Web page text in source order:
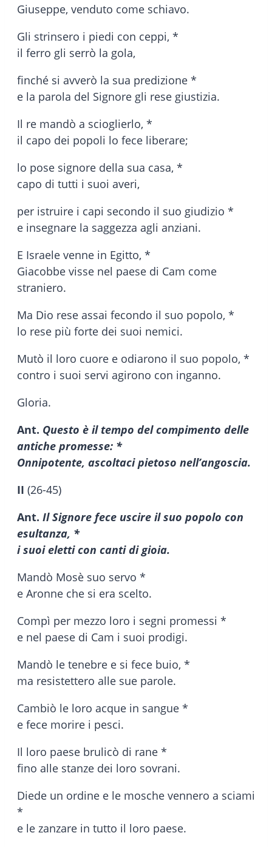
Giuseppe, venduto come schiavo.
Gli strinsero i piedi con ceppi, *
il ferro gli serrò la gola,
finché si avverò la sua predizione *
e la parola del Signore gli rese giustizia.
Il re mandò a scioglierlo, *
il capo dei popoli lo fece liberare;
lo pose signore della sua casa, *
capo di tutti i suoi averi,
per istruire i capi secondo il suo giudizio *
e insegnare la saggezza agli anziani.
E Israele venne in Egitto, *
Giacobbe visse nel paese di Cam come
straniero.
Ma Dio rese assai fecondo il suo popolo, *
lo rese più forte dei suoi nemici.
Mutò il loro cuore e odiarono il suo popolo, *
contro i suoi servi agirono con inganno.
Gloria.
Ant. Questo è il tempo del compimento delle
antiche promesse: *
Onnipotente, ascoltaci pietoso nell’angoscia.
II (26-45)
Ant. Il Signore fece uscire il suo popolo con
esultanza, *
i suoi eletti con canti di gioia.
Mandò Mosè suo servo *
e Aronne che si era scelto.
Compì per mezzo loro i segni promessi *
e nel paese di Cam i suoi prodigi.
Mandò le tenebre e si fece buio, *
ma resistettero alle sue parole.
Cambiò le loro acque in sangue *
e fece morire i pesci.
Il loro paese brulicò di rane *
fino alle stanze dei loro sovrani.
Diede un ordine e le mosche vennero a sciami
*
e le zanzare in tutto il loro paese.